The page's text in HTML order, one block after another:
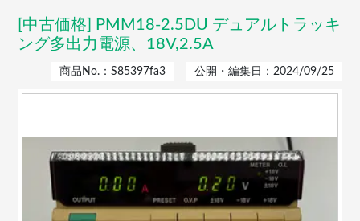
[中古価格] PMM18-2.5DU デュアルトラッキ
ング多出力電源、18V,2.5A
商品No.：S85397fa3 公開・編集日：2024/09/25